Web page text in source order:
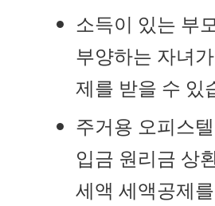
소득이 있는 부
부양하는 자녀
제를 받을 수 있
주거용 오피스
입금 원리금 상
세액 세액공제